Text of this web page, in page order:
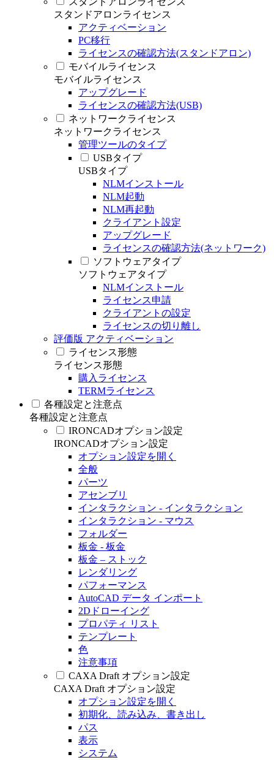
スタンドアロンライセンス
アクティベーション
PC移行
ライセンスの確認方法(スタンドアロン)
モバイルライセンス
モバイルライセンス
アップグレード
ライセンスの確認方法(USB)
ネットワークライセンス
ネットワークライセンス
管理ツールのタイプ
USBタイプ
USBタイプ
NLMインストール
NLM起動
NLM再起動
クライアント設定
アップグレード
ライセンスの確認方法(ネットワーク)
ソフトウェアタイプ
ソフトウェアタイプ
NLMインストール
ライセンス申請
クライアントの設定
ライセンスの切り離し
評価版 アクティベーション
ライセンス形態
ライセンス形態
購入ライセンス
TERMライセンス
各種設定と注意点
各種設定と注意点
IRONCADオプション設定
IRONCADオプション設定
オプション設定を開く
全般
パーツ
アセンブリ
インタラクション - インタラクション
インタラクション - マウス
フォルダー
板金 - 板金
板金 – ストック
レンダリング
パフォーマンス
AutoCAD データ インポート
2Dドローイング
プロパティ リスト
テンプレート
色
注意事項
CAXA Draft オプション設定
CAXA Draft オプション設定
オプション設定を開く
初期化、読み込み、書き出し
パス
表示
システム